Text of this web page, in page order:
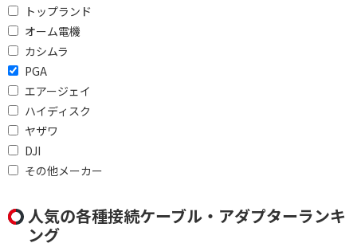
トップランド
オーム電機
カシムラ
PGA
エアージェイ
ハイディスク
ヤザワ
DJI
その他メーカー
タイプで絞り込む
USB Type-A
フラットタイプ
3個口
4個口
人気の各種接続ケーブル・アダプターランキ
ング